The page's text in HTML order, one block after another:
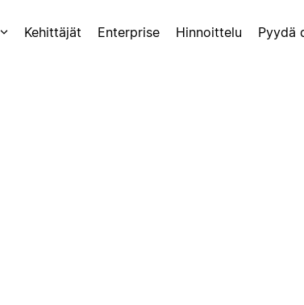
Kehittäjät Enterprise Hinnoittelu Pyydä